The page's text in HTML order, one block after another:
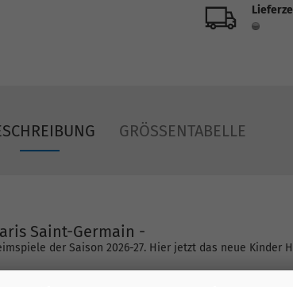
GRÖSSENTABELLE
Saint-Germain -
der Saison 2026-27. Hier jetzt das neue Kinder